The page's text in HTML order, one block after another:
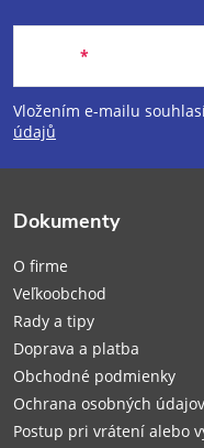
Z
á
p
e
Vložením e-mailu
údajů
Dokumenty
O firme
Veľkoobchod
Rady a tipy
Doprava a platba
Obchodné podmienky
Ochrana osobných údajov
Postup pri vrátení alebo